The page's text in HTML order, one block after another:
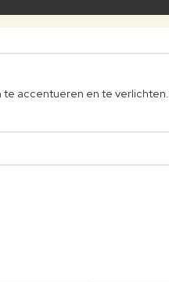
te accentueren en te verlichten.